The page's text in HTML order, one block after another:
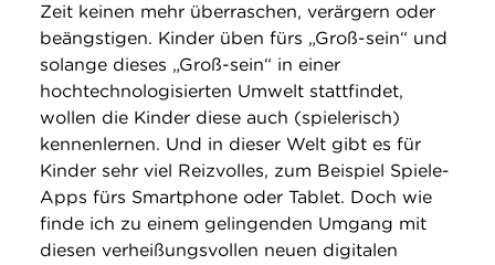
Zeit keinen mehr überraschen, verärgern oder
beängstigen. Kinder üben fürs „Groß-sein“ und
solange dieses „Groß-sein“ in einer
hochtechnologisierten Umwelt stattfindet,
wollen die Kinder diese auch (spielerisch)
kennenlernen. Und in dieser Welt gibt es für
Kinder sehr viel Reizvolles, zum Beispiel Spiele-
Apps fürs Smartphone oder Tablet. Doch wie
finde ich zu einem gelingenden Umgang mit
diesen verheißungsvollen neuen digitalen